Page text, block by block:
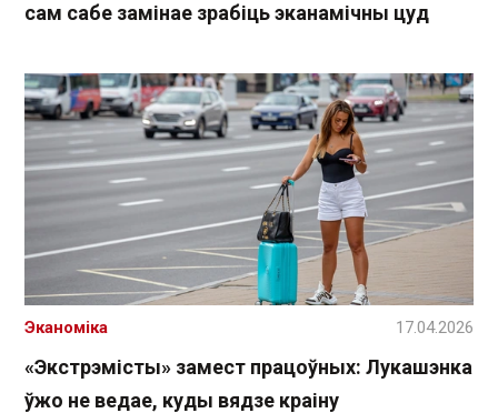
сам сабе замінае зрабіць эканамічны цуд
«Экстрэмісты» замест працоўных: Лукашэнка
ўжо не ведае, куды вядзе краіну
Эканоміка 17.04.2026